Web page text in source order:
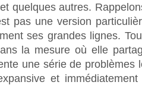
quelques autres.
pas une version
ses grandes lignes.
la mesure où elle
une série de problèmes
et